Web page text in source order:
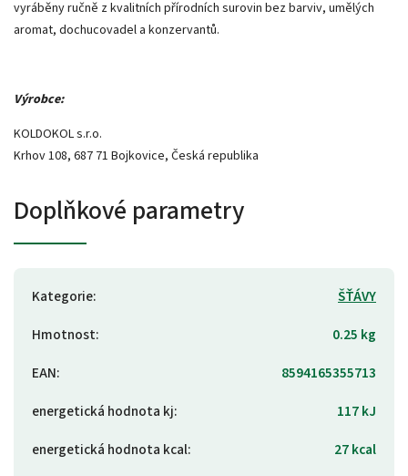
vyráběny ručně z kvalitních přírodních surovin bez barviv, umělých
aromat, dochucovadel a konzervantů.
Výrobce:
KOLDOKOL s.r.o.
Krhov 108, 687 71 Bojkovice, Česká republika
Doplňkové parametry
Kategorie:
ŠŤÁVY
Hmotnost:
0.25 kg
EAN:
8594165355713
energetická hodnota kj:
117 kJ
energetická hodnota kcal:
27 kcal